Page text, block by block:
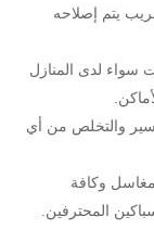
يتم إصلاحه
سواء لدى المنازل
والتخلص من أي
وكافة
المحترفين.